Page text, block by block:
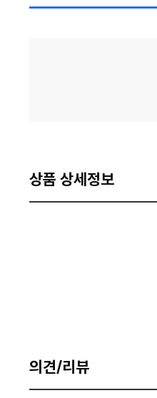
상품 상세정보
의견/리뷰